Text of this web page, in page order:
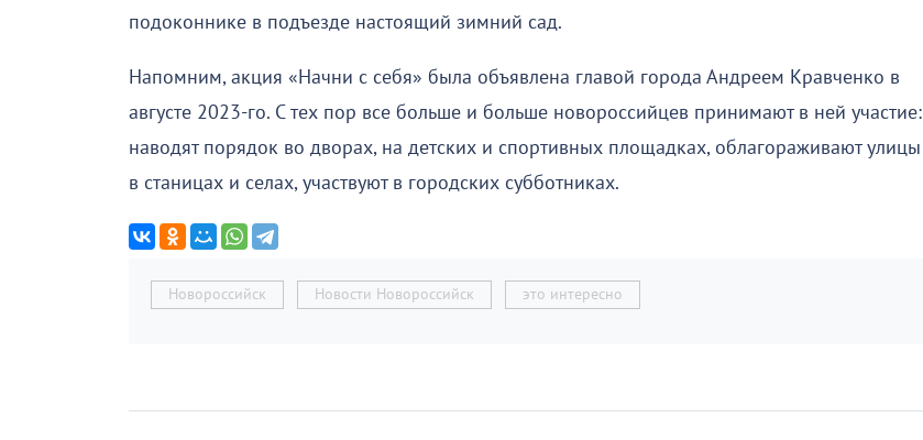
подоконнике в подъезде настоящий зимний сад.
Напомним, акция «Начни с себя» была объявлена главой города Андреем Кравченко в
августе 2023-го. С тех пор все больше и больше новороссийцев принимают в ней участие:
наводят порядок во дворах, на детских и спортивных площадках, облагораживают улицы
в станицах и селах, участвуют в городских субботниках.
Новороссийск Новости Новороссийск это интересно